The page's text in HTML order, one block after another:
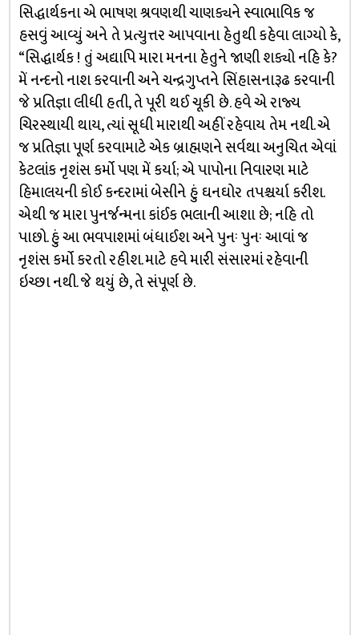
સિદ્ધાર્થકના એ ભાષણ શ્રવણથી ચાણક્યને સ્વાભાવિક જ
હસવું આવ્યું અને તે પ્રત્યુત્તર આપવાના હેતુથી કહેવા લાગ્યો કે,
“સિદ્ધાર્થક ! તું અદ્યાપિ મારા મનના હેતુને જાણી શક્યો નહિ કે?
મેં નન્દનો નાશ કરવાની અને ચન્દ્રગુપ્તને સિંહાસનારૂઢ કરવાની
જે પ્રતિજ્ઞા લીધી હતી, તે પૂરી થઈ ચૂકી છે. હવે એ રાજ્ય
ચિરસ્થાયી થાય, ત્યાં સૂધી મારાથી અહીં રહેવાય તેમ નથી. એ
જ પ્રતિજ્ઞા પૂર્ણ કરવામાટે એક બ્રાહ્મણને સર્વથા અનુચિત એવાં
કેટલાંક નૃશંસ કર્મો પણ મેં કર્યા; એ પાપોના નિવારણ માટે
હિમાલયની કોઈ કન્દરામાં બેસીને હું ઘનઘોર તપશ્ચર્યા કરીશ.
એથી જ મારા પુનર્જન્મના કાંઈક ભલાની આશા છે; નહિ તો
પાછો. હું આ ભવપાશમાં બંધાઈશ અને પુનઃ પુનઃ આવાં જ
નૃશંસ કર્મો કરતો રહીશ. માટે હવે મારી સંસારમાં રહેવાની
ઇચ્છા નથી. જે થયું છે, તે સંપૂર્ણ છે.